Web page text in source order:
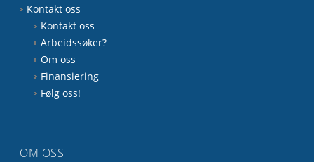
Kontakt oss
Kontakt oss
Arbeidssøker?
Om oss
Finansiering
Følg oss!
OM OSS